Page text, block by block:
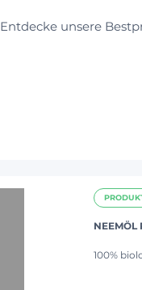
Entdecke unsere
NEEMÖL
100%